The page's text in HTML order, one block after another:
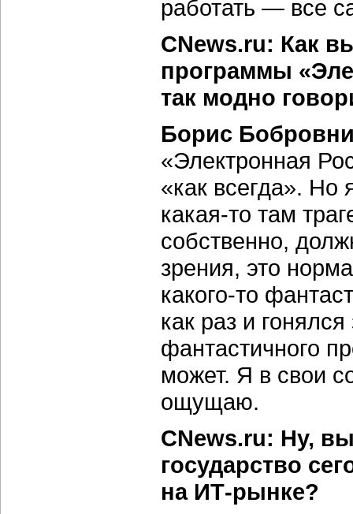
работать — все
CNews.ru: Как
программы
так модно
Борис
«Электронная
«как всегда». Но
какая-то там
собственно,
зрения, это
какого-то
как раз и
фантастичного
может. Я в свои
ощущаю.
CNews.ru: Ну,
государство
на ИТ-рынке?